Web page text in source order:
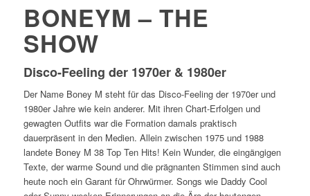
BONEYM – THE
SHOW
Disco-Feeling der 1970er & 1980er
Der Name Boney M steht für das Disco-Feeling der 1970er und
1980er Jahre wie kein anderer. Mit ihren Chart-Erfolgen und
gewagten Outfits war die Formation damals praktisch
dauerpräsent in den Medien. Allein zwischen 1975 und 1988
landete Boney M 38 Top Ten Hits! Kein Wunder, die eingängigen
Texte, der warme Sound und die prägnanten Stimmen sind auch
heute noch ein Garant für Ohrwürmer. Songs wie Daddy Cool